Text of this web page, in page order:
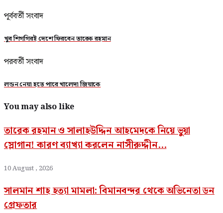
পূর্ববর্তী সংবাদ
খুব শিগগিরই দেশে ফিরবেন তারেক রহমান
পরবর্তী সংবাদ
লন্ডন নেয়া হতে পারে খালেদা জিয়াকে
You may also like
তারেক রহমান ও সালাহউদ্দিন আহমেদকে নিয়ে ভুয়া
স্লোগান! কারণ ব্যাখ্যা করলেন নাসীরুদ্দীন...
10 August , 2026
সালমান শাহ হত্যা মামলা: বিমানবন্দর থেকে অভিনেতা ডন
গ্রেফতার